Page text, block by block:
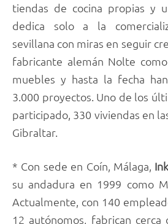
tiendas de cocina propias y
dedica solo a la
sevillana con miras en seguir
fabricante alemán Nolte
muebles y hasta la fecha
3.000 proyectos. Uno de los
participado, 330 viviendas en
Gibraltar.
* Con sede en Coín, Málaga,
su andadura en 1999 como
Actualmente, con 140
12 autónomos, fabrican cerca